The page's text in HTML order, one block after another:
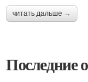
читать дальше →
Последние